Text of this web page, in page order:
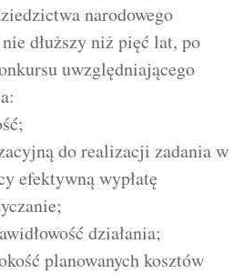
narodowego
dłuższy niż pięć lat, po
uwzględniającego
do realizacji zadania w
efektywną wypłatę
działania;
planowanych kosztów